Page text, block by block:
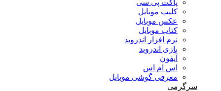
پاکت پی سی
کلیپ موبایل
عکس موبایل
کتاب موبایل
نرم افزار اندروید
بازی اندروید
آیفون
اس ام اس
معرفی گوشی موبایل
سرگرمی